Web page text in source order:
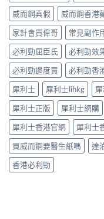
發
生
率〉
中
效
持
續
完
整
指
南：
30
分
鐘
見
效、
最
長
36
小
時、
正
劑
量
選
擇
與
安
全
性
整
解
析〉
中
威而鋼真假 威而鋼香港
家計會買偉哥
常見副作
必利勁屈臣氏
必利勁效
必利勁邊度買
必利勁香
犀利士
犀利士lihkg
犀利士正版
犀利士網購
犀利士香港官網
犀利士
買威而鋼要醫生紙嗎
達
香港必利勁